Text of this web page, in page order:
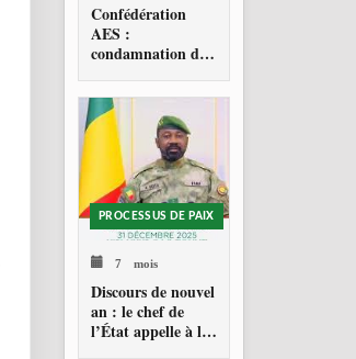
Confédération
AES :
condamnation de
américaine au
Venezuela
PROCESSUS DE PAIX
7 mois
Discours de nouvel
an : le chef de
l’État appelle à la